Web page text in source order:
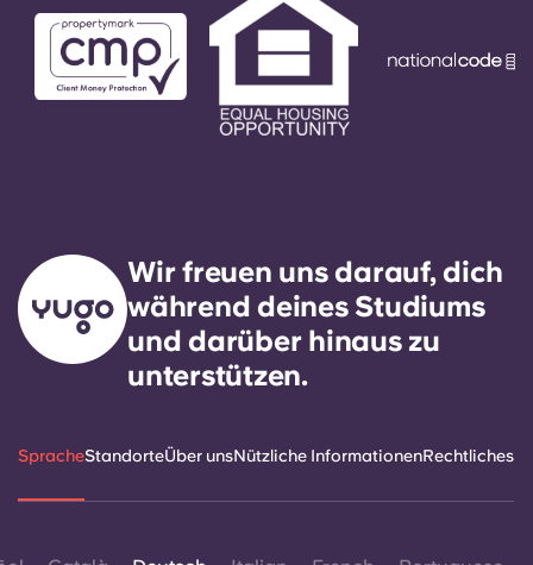
Wir freuen uns darauf, dich
während deines Studiums
und darüber hinaus zu
unterstützen.
SpracheStandorteÜber unsNützliche InformationenRechtliches